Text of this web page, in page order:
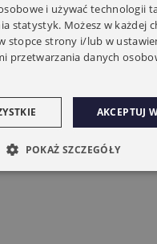
i używać technologii
statystyk. Możesz w każdej
stopce strony i/lub w
przetwarzania danych
AKCEPTUJ
POKAŻ SZCZEGÓŁY